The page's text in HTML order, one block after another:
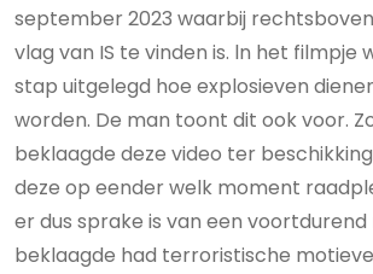
september 2023 waarbij
vlag van IS te vinden is. ln het filmpje
stap uitgelegd hoe explosieven
worden. De man toont dit ook voor.
beklaagde deze video ter
deze op eender welk moment
er dus sprake is van een voortdurend
beklaagde had terroristische